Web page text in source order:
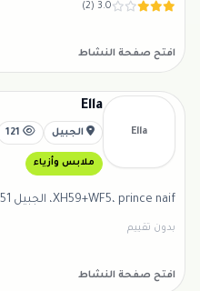
3.0 (2)
افتح صفحة النشاط
Ella
Ella
الجبيل
ملابس وأزياء
XH59+WF5، prince naif، الجبيل 31951
بدون تقييم
افتح صفحة النشاط